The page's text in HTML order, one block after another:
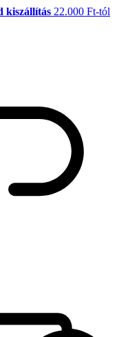
kiszállítás 22.000 Ft-tól